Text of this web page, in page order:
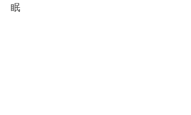
眠